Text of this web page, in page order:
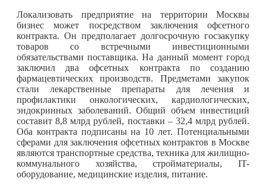
Локализовать предприятие на территории Москвы
бизнес может посредством заключения офсетного
контракта. Он предполагает долгосрочную госзакупку
товаров со встречными инвестиционными
обязательствами поставщика. На данный момент город
заключил два офсетных контракта по созданию
фармацевтических производств. Предметами закупок
стали лекарственные препараты для лечения и
профилактики онкологических, кардиологических,
эндокринных заболеваний. Общий объем инвестиций
составит 8,8 млрд рублей, поставки – 32,4 млрд рублей.
Оба контракта подписаны на 10 лет. Потенциальными
сферами для заключения офсетных контрактов в Москве
являются транспортные средства, техника для жилищно-
коммунального хозяйства, стройматериалы, IT-
оборудование, медицинские изделия, питание.